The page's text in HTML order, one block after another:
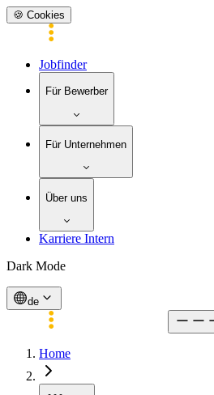
🍪 Cookies
Jobfinder
Für Bewerber
Für Unternehmen
Über uns
Karriere Intern
Dark Mode
de
Home